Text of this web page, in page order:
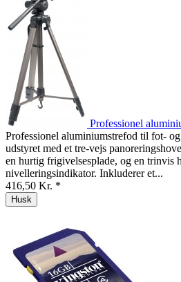
Professionel
Professionel aluminiumstrefod til fot-
udstyret med et tre-vejs
en hurtig frigivelsesplade, og en trinvis
nivelleringsindikator. Inkluderer et...
416,50 Kr. *
Husk